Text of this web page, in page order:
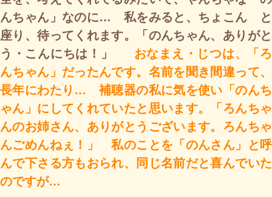
んちゃん」なのに… 私をみると、ちょこん と
座り、待ってくれます。「のんちゃん、ありがと
う・こんにちは！」 おなまえ・じつは、「ろ
んちゃん」だったんです。名前を聞き間違って、
長年にわたり… 補聴器の私に気を使い「のんち
ゃん」にしてくれていたと思います。「ろんちゃ
んのお姉さん、ありがとうございます。ろんちゃ
んごめんねぇ！」 私のことを「のんさん」と呼
んで下さる方もおられ、同じ名前だと喜んでいた
のですが…